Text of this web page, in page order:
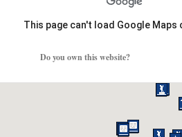
This page can't load Google
Do you own this website?